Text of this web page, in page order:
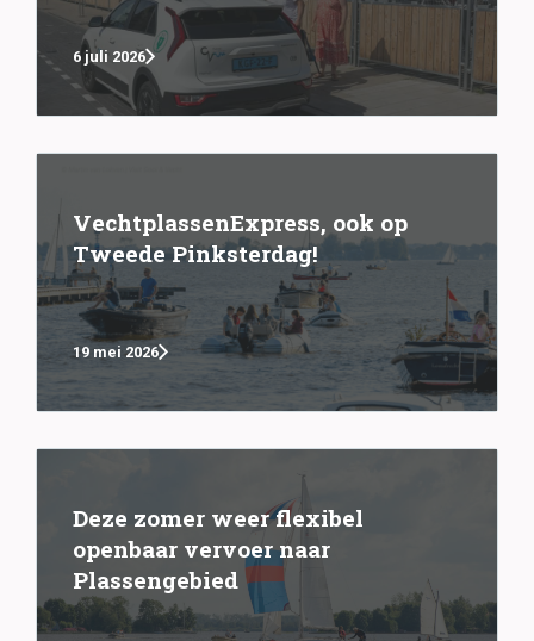
6 juli 2026
VechtplassenExpress, ook op
Tweede Pinksterdag!
19 mei 2026
Deze zomer weer flexibel
openbaar vervoer naar
Plassengebied